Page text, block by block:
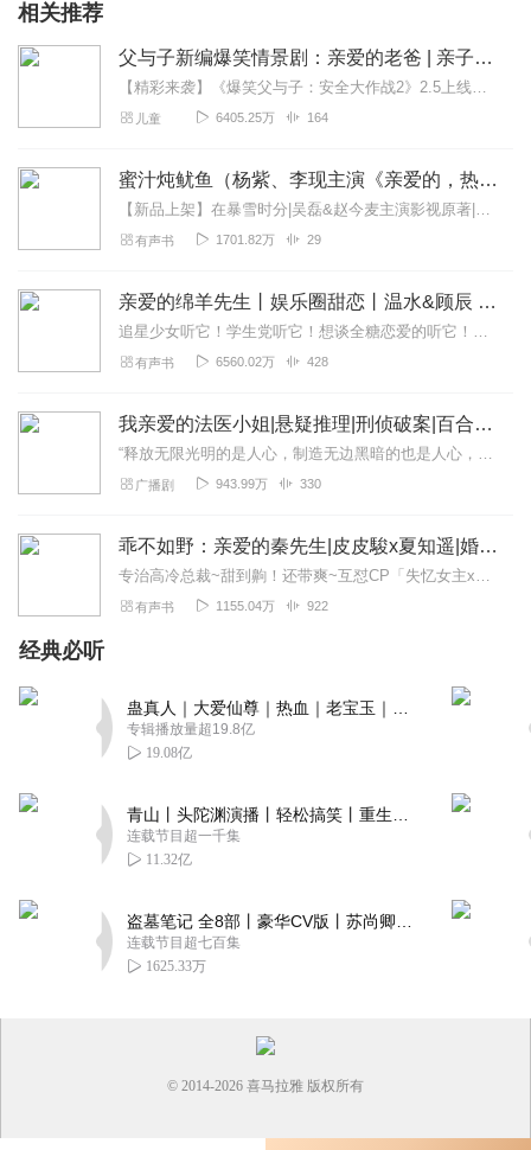
相关推荐
父与子新编爆笑情景剧：亲爱的老爸 | 亲子笑话
【精彩来袭】《爆笑父与子：安全大作战2》2.5上线！《爆笑父与子：万物变变变2》12.11上线《父与子脑力大比拼2》11.20上线《爆笑父与子：我是孩子王2》9...
儿童 6405.25万 164
蜜汁炖鱿鱼（杨紫、李现主演《亲爱的，热爱的》原著）
【新品上架】在暴雪时分|吴磊&赵今麦主演影视原著|马正阳&伤洛领衔有声剧>>>>>点击收听【墨宝非宝】密室困游鱼（胡一天、李一桐《我的时代，你的时代》原著）【墨...
有声书 1701.82万 29
亲爱的绵羊先生丨娱乐圈甜恋丨温水&顾辰 领衔（会员免费畅听）
追星少女听它！学生党听它！想谈全糖恋爱的听它！用声音和你的爱豆谈一场甜甜的恋爱吧！每天中午12点准时更新，首发10集，日更2集，会员可以免费畅听哦~下滑有抽奖信...
有声书 6560.02万 428
我亲爱的法医小姐|悬疑推理|刑侦破案|百合文学
“释放无限光明的是人心，制造无边黑暗的也是人心，光明和黑暗交织着，厮杀着，这就是我们为之眷恋又万般无奈的人世间。”维克多·雨果——《悲惨世界》口吐芬芳一点就炸...
广播剧 943.99万 330
乖不如野：亲爱的秦先生|皮皮駿x夏知遥|婚后热恋|甜宠爽文失忆逆袭|现言多人有声
专治高冷总裁~甜到齁！还带爽~互怼CP「失忆女主x爹系总裁」欢喜冤家甜到犯规拽姐逆袭恋爱脑觉醒宠妻无度真香打脸【购买须知】1、本作品为付费有声书，购...
有声书 1155.04万 922
经典必听
专辑播放量超19.8亿
19.08亿
连载节目超一千集
11.32亿
连载节目超七百集
1625.33万
© 2014-2026 喜马拉雅 版权所有